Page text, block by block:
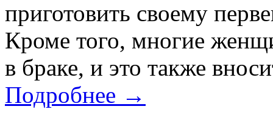
приготовить своему
Кроме того, многие
в браке, и это также
Подробнее →